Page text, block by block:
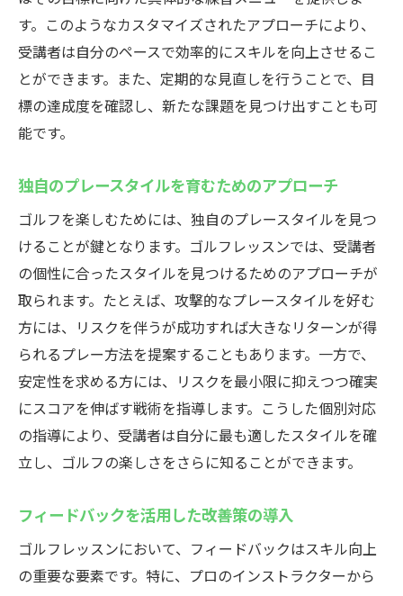
す。このようなカスタマイズされたアプローチにより、
受講者は自分のペースで効率的にスキルを向上させるこ
とができます。また、定期的な見直しを行うことで、目
標の達成度を確認し、新たな課題を見つけ出すことも可
能です。
独自のプレースタイルを育むためのアプローチ
ゴルフを楽しむためには、独自のプレースタイルを見つ
けることが鍵となります。ゴルフレッスンでは、受講者
の個性に合ったスタイルを見つけるためのアプローチが
取られます。たとえば、攻撃的なプレースタイルを好む
方には、リスクを伴うが成功すれば大きなリターンが得
られるプレー方法を提案することもあります。一方で、
安定性を求める方には、リスクを最小限に抑えつつ確実
にスコアを伸ばす戦術を指導します。こうした個別対応
の指導により、受講者は自分に最も適したスタイルを確
立し、ゴルフの楽しさをさらに知ることができます。
フィードバックを活用した改善策の導入
ゴルフレッスンにおいて、フィードバックはスキル向上
の重要な要素です。特に、プロのインストラクターから